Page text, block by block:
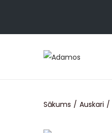
Sākums / Auskari /